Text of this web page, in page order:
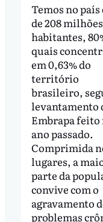
Temos no país
de 208
habitantes,
quais
em 0,63% do
território
brasileiro,
levantamento
Embrapa feito
ano passado.
Comprimida
lugares, a
parte da
convive com o
agravamento
problemas